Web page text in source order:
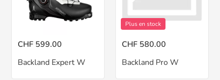
CHF 599.00
Backland Expert W
Plus en stock
CHF 580.00
Backland Pro W